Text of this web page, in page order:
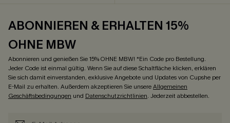
ABONNIEREN & ERHALTEN 15%
OHNE MBW
Abonnieren und genießen Sie 15% OHNE MBW! *Ein Code pro Bestellung.
Jeder Code ist einmal gültig. Wenn Sie auf diese Schaltfläche klicken, erklären
Sie sich damit einverstanden, exklusive Angebote und Updates von Cupshe per
E-Mail zu erhalten. Außerdem akzeptieren Sie unsereAllgemeinen
Geschäftsbedingungen und Datenschutzrichtlinien. Jederzeit abbestellen.